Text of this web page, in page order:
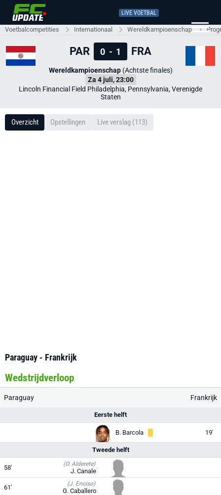
LIVE VOETBAL
Voetbalcompetities Internationaal Wereldkampioenschap
PAR 0 - 1 FRA
Wereldkampioenschap(Achtste finales)
Za 4 juli, 23:00
Lincoln Financial Field Philadelphia, Pennsylvania, Verenigde
Staten
Overzicht Opstellingen Live verslag (113)
Paraguay - Frankrijk
Wedstrijdverloop
Paraguay Frankrijk
Eerste helft
B. Barcola 19'
Tweede helft
58' (O. Alderete)
J. Canale
61' (J. Enciso)
G. Caballero